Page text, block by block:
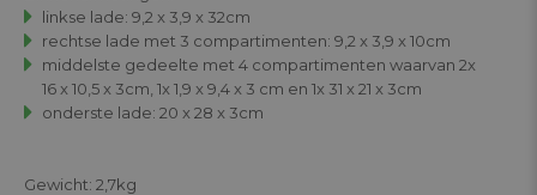
linkse lade: 9,2 x 3,9 x 32cm
rechtse lade met 3 compartimenten: 9,2 x 3,9 x 10cm
middelste gedeelte met 4 compartimenten waarvan 2x
16 x 10,5 x 3cm, 1x 1,9 x 9,4 x 3 cm en 1x 31 x 21 x 3cm
onderste lade: 20 x 28 x 3cm
Gewicht: 2,7kg